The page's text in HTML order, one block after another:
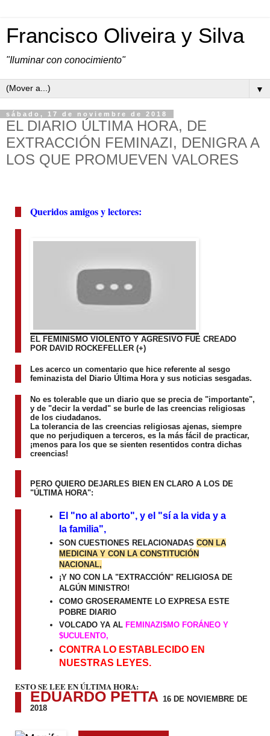
Francisco Oliveira y Silva
"Iluminar con conocimiento"
▼
sábado, 17 de noviembre de 2018
EL DIARIO ÚLTIMA HORA, DE
EXTRACCIÓN FEMINAZI, DENIGRA A
LOS QUE PROMUEVEN VALORES
Queridos amigos y lectores:
EL FEMINISMO VIOLENTO Y AGRESIVO FUE CREADO
POR DAVID ROCKEFELLER (+)
Les acerco un comentario que hice referente al sesgo
feminazista del Diario Última Hora y sus noticias sesgadas.
No es tolerable que un diario que se precia de "importante",
y de "decir la verdad" se burle de las creencias religiosas
de los ciudadanos.
La tolerancia de las creencias religiosas ajenas, siempre
que no perjudiquen a terceros, es la más fácil de practicar,
¡menos para los que se sienten resentidos contra dichas
creencias!
PERO QUIERO DEJARLES BIEN EN CLARO A LOS DE
"ÚLTIMA HORA":
El "no al aborto", y el "sí a la vida y a
la familia",
SON CUESTIONES RELACIONADAS CON LA
MEDICINA Y CON LA CONSTITUCIÓN
NACIONAL,
¡Y NO CON LA "EXTRACCIÓN" RELIGIOSA DE
ALGÚN MINISTRO!
COMO GROSERAMENTE LO EXPRESA ESTE
POBRE DIARIO
VOLCADO YA AL FEMINAZI$MO FORÁNEO Y
$UCULENTO,
CONTRA LO ESTABLECIDO EN
NUESTRAS LEYES.
ESTO SE LEE EN ÚLTIMA HORA:
EDUARDO PETTA 16 DE NOVIEMBRE DE
2018